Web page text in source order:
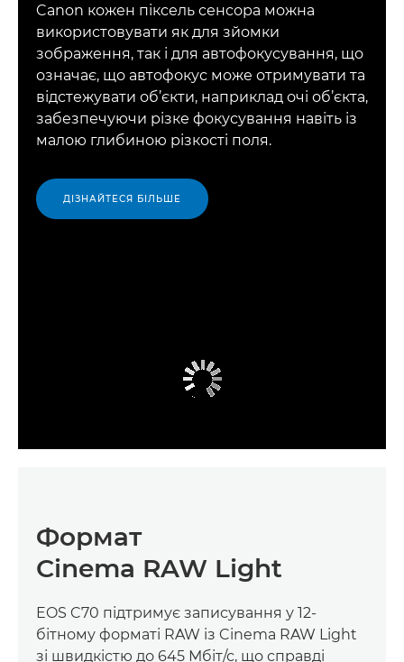
Canon кожен піксель сенсора можна
використовувати як для зйомки
зображення, так і для автофокусування, що
означає, що автофокус може отримувати та
відстежувати об’єкти, наприклад очі об’єкта,
забезпечуючи різке фокусування навіть із
малою глибиною різкості поля.
ДІЗНАЙТЕСЯ БІЛЬШЕ
Формат
Cinema RAW Light
EOS C70 підтримує записування у 12-
бітному форматі RAW із Cinema RAW Light
зі швидкістю до 645 Мбіт/с, що справді